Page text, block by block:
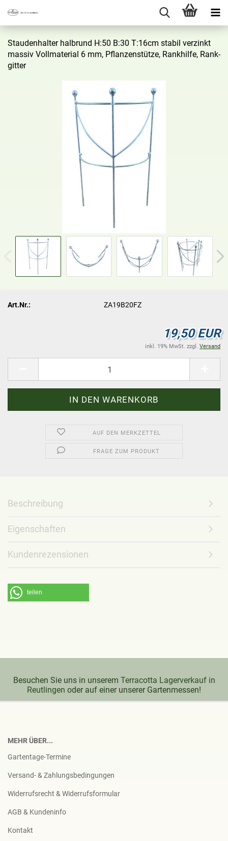
Stau­den­hal­ter halb­rund H:50 B:30 T:16cm sta­bil ver­zinkt
mas­siv Voll­ma­te­ri­al 6 mm, Pflan­zen­stüt­ze, Rank­hil­fe, Rank­
git­ter
Art.Nr.: ZA19B20FZ
19,50 EUR
inkl. 19% MwSt. zzgl. Versand
AUF DEN MERKZETTEL
FRAGE ZUM PRODUKT
Beschreibung
Eigenschaften
Kundenrezensionen
teilen
Besuchen Sie uns in unserem Terracotta Lagerverkauf in
Reutlingen oder auf einer unserer Gartenmessen!
MEHR ÜBER...
Gartentage-Termine
Versand- & Zahlungsbedingungen
Widerrufsrecht & Widerrufsformular
AGB & Kundeninfo
Kontakt